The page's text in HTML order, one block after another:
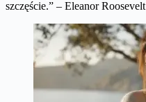
szczęście.” – Eleanor Roosevelt